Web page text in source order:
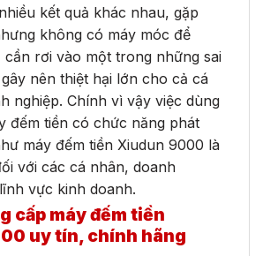
kết quả khác nhau, gặp
không có máy móc để
cần rơi vào một trong những sai
nên thiệt hại lớn cho cả cá
nghiệp. Chính vì vậy việc dùng
đếm tiền có chức năng phát
máy đếm tiền Xiudun 9000 là
với các cá nhân, doanh
vực kinh doanh.
cấp máy đếm tiền
uy tín, chính hãng